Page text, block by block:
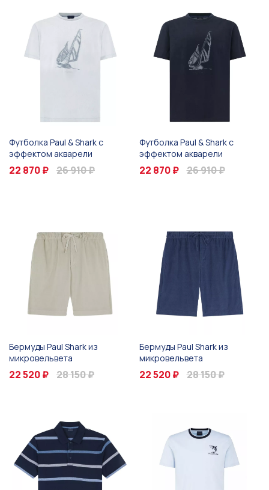
Футболка Paul & Shark с
эффектом акварели
22 870 ₽ 26 910 ₽
Футболка Paul & Shark с
эффектом акварели
22 870 ₽ 26 910 ₽
Бермуды Paul Shark из
микровельвета
22 520 ₽ 28 150 ₽
Бермуды Paul Shark из
микровельвета
22 520 ₽ 28 150 ₽